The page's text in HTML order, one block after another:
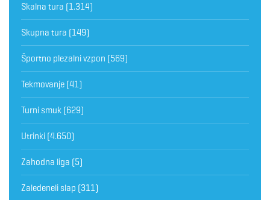
Skalna tura (1.314)
Skupna tura (149)
Športno plezalni vzpon (569)
Tekmovanje (41)
Turni smuk (629)
Utrinki (4.650)
Zahodna liga (5)
Zaledeneli slap (311)